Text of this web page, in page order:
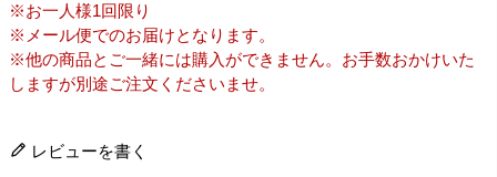
※お一人様1回限り
※メール便でのお届けとなります。
※他の商品とご一緒には購入ができません。お手数おかけいた
しますが別途ご注文くださいませ。
レビューを書く